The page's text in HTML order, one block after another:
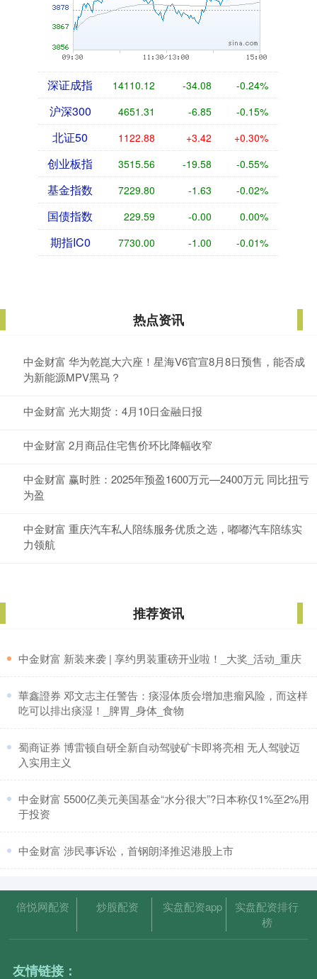
深证成指 14110.12 -34.08 -0.24%
沪深300 4651.31 -6.85 -0.15%
北证50 1122.88 +3.42 +0.30%
创业板指 3515.56 -19.58 -0.55%
基金指数 7229.80 -1.63 -0.02%
国债指数 229.59 -0.00 0.00%
期指IC0 7730.00 -1.00 -0.01%
热点资讯
中金财富 华为乾崑大六座！星海V6官宣8月8日预售，能否成
为新能源MPV黑马？
中金财富 光大期货：4月10日金融日报
中金财富 2月商品住宅售价环比降幅收窄
中金财富 赢时胜：2025年预盈1600万元—2400万元 同比扭亏
为盈
中金财富 重庆汽车私人陪练服务优质之选，嘟嘟汽车陪练实
力领航
推荐资讯
​中金财富 新装来袭 | 享约男装重磅开业啦！_大奖_活动_重庆
​華鑫證券 邓文志主任警告：痰湿体质会增加患瘤风险，而这样
吃可以排出痰湿！_脾胃_身体_食物
​蜀商证券 博雷顿自研全新自动驾驶矿卡即将亮相 无人驾驶迈
入实用主义
​中金财富 5500亿美元美国基金“水分很大”?日本称仅1%至2%用
于投资
​中金财富 涉民事诉讼，首钢朗泽推迟港股上市
倍悦网配资 炒股配资 实盘配资app
实盘配资排行
榜
友情链接：